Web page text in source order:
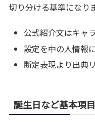
切り分ける基準になり
公式紹介文はキャ
設定を中の人情報
断定表現より出典
誕生日など基本項